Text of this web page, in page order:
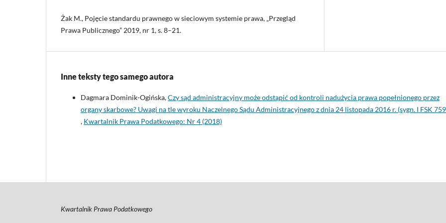
Żak M., Pojęcie standardu prawnego w sieciowym systemie prawa, „Przegląd
Prawa Publicznego” 2019, nr 1, s. 8–21.
Inne teksty tego samego autora
Dagmara Dominik-Ogińska,Czy sąd administracyjny może odstąpić od kontroli nadużycia prawa popełnionego przez
organy skarbowe? Uwagi na tle wyroku Naczelnego Sądu Administracyjnego z dnia 24 listopada 2016 r. (sygn. I FSK
, Kwartalnik Prawa Podatkowego: Nr 4 (2018)
Kwartalnik Prawa Podatkowego